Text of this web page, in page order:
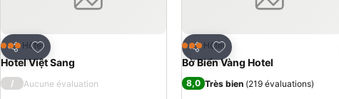
Partager
Ajouter à mes favoris
3 ÉtoilesHôtel
Hotel Việt Sang
/ Aucune évaluation
Partager
Ajouter à mes favoris
3 ÉtoilesHôtel
Bờ Biển Vàng Hotel
8,0 Très bien (219 évaluations)